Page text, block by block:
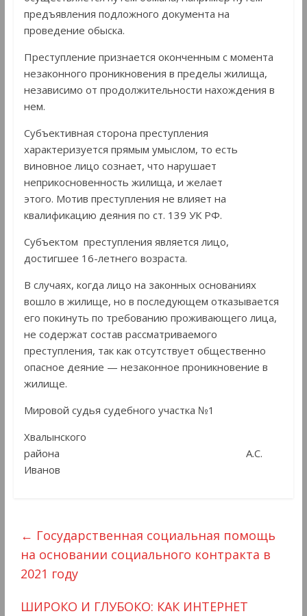
предъявления подложного документа на
проведение обыска.
Преступление признается оконченным с момента
незаконного проникновения в пределы жилища,
независимо от продолжительности нахождения в
нем.
Субъективная сторона преступления
характеризуется прямым умыслом, то есть
виновное лицо сознает, что нарушает
неприкосновенность жилища, и желает
этого. Мотив преступления не влияет на
квалификацию деяния по ст. 139 УК РФ.
Субъектом преступления является лицо,
достигшее 16-летнего возраста.
В случаях, когда лицо на законных основаниях
вошло в жилище, но в последующем отказывается
его покинуть по требованию проживающего лица,
не содержат состав рассматриваемого
преступления, так как отсутствует общественно
опасное деяние — незаконное проникновение в
жилище.
Мировой судья судебного участка №1
Хвалынского
района А.С.
Иванов
← Государственная социальная помощь
на основании социального контракта в
2021 году
ШИРОКО И ГЛУБОКО: КАК ИНТЕРНЕТ